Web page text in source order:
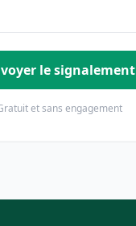
le signalement
et sans engagement